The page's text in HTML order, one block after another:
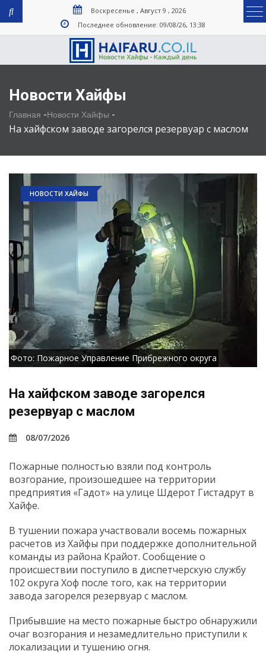
Воскресенье , Август 9 , 2026
Последнее обновление: 09/08/26, 13:38
Новости Хайфы
Главная -Новости Хайфы -
На хайфском заводе загорелся резервуар с маслом
НОВОСТИ ХАЙФЫ
Фото: Пожарное Управление Прибрежного округа
На хайфском заводе загорелся
резервуар с маслом
08/07/2026
Пожарные полностью взяли под контроль
возгорание, произошедшее на территории
предприятия «Гадот» на улице Шдерот Гистадрут в
Хайфе.
В тушении пожара участвовали восемь пожарных
расчетов из Хайфы при поддержке дополнительной
команды из района Крайот. Сообщение о
происшествии поступило в диспетчерскую службу
102 округа Хоф после того, как на территории
завода загорелся резервуар с маслом.
Прибывшие на место пожарные быстро обнаружили
очаг возгорания и незамедлительно приступили к
локализации и тушению огня.